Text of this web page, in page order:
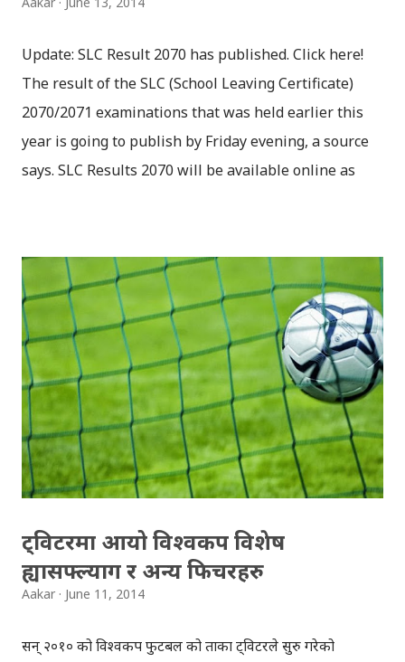
Update: SLC Result 2070 has published. Click here!
The result of the SLC (School Leaving Certificate)
2070/2071 examinations that was held earlier this
year is going to publish by Friday evening, a source
says. SLC Results 2070 will be available online as
SMS Service , including various websites after it is
published by the Controller’s Office. The Office of the
Controller of Examinations, Sanothimi is going
through final preparations, according to the source.
To check the result via SMS, you have to type: SLC
<space> <Your-Symbol-number> and send it to 5001.
Where to check SLC Result 2070 - 2071 online? The
following websites are going to publish the SLC
results online. www.moe.gov.np www.doe.gov.np
ट्विटरमा आयो विश्वकप विशेष
ह्यासफ्ल्याग र अन्य फिचरहरु
Aakar June 11, 2014
सन् २०१० को विश्वकप फुटबल को ताका ट्विटरले सुरु गरेको